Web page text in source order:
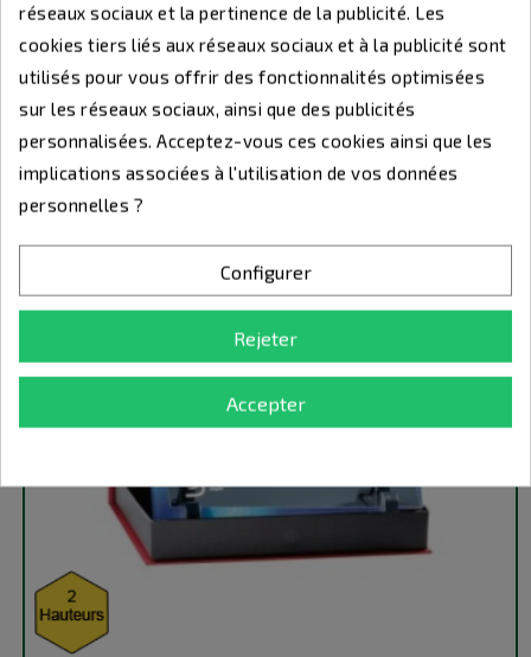
15%
Plaque De Distinction 189-51-SU
Grand choix de sports
Logo couleur et texte offert
Prix
24,65 €Prix
de
29,00 €
Promo !
réseaux sociaux et la pertinence de la publicité. Les
cookies tiers liés aux réseaux sociaux et à la publicité sont
utilisés pour vous offrir des fonctionnalités optimisées
sur les réseaux sociaux, ainsi que des publicités
personnalisées. Acceptez-vous ces cookies ainsi que les
implications associées à l'utilisation de vos données
personnelles ?
Configurer
Rejeter
Accepter